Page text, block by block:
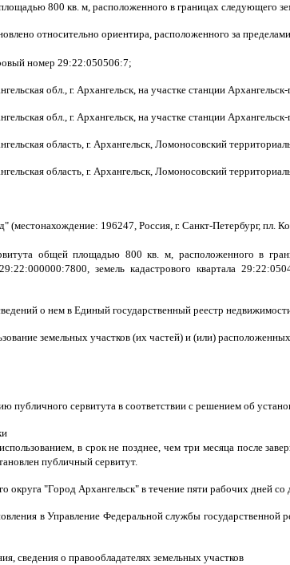
800 кв. м, расположенного в границах следующего
относительно ориентира, расположенного за
номер 29:22:050506:7;
обл., г. Архангельск, на участке станции
обл., г. Архангельск, на участке станции
область, г. Архангельск, Ломоносовский
область, г. Архангельск, Ломоносовский
196247, Россия, г. Санкт-Петербург, пл.
общей площадью 800 кв. м, расположенного в
земель кадастрового квартала
о нем в Единый государственный реестр
земельных участков (их частей) и (или)
публичного сервитута в соответствии с решением об
в срок не позднее, чем три месяца после
публичный сервитут.
"Город Архангельск" в течение пяти рабочих дней со
в Управление Федеральной службы
сведения о правообладателях земельных участков